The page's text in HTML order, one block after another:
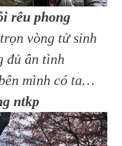
rêu phong
vòng tử sinh
đủ ân tình
mình có ta…
ntkp